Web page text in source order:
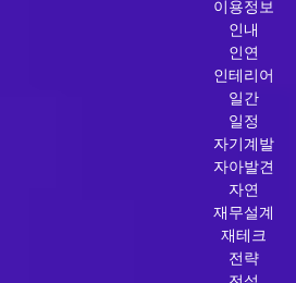
이용정보
인내
인연
인테리어
일간
일정
자기계발
자아발견
자연
재무설계
재테크
전략